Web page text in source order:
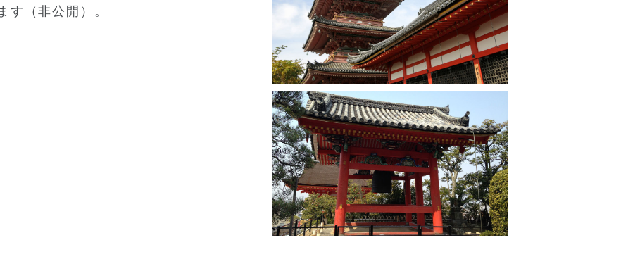
す（非公開）。